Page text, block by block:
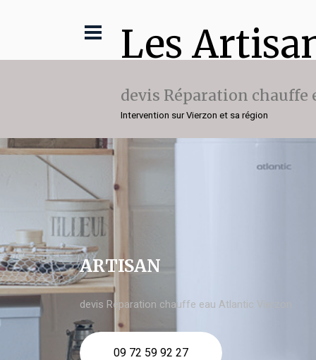
Les
devis Réparation chauffe
Intervention sur Vierzon et sa région
ARTISAN
devis Réparation chauffe eau Atlantic Vierzon
09 72 59 92 27